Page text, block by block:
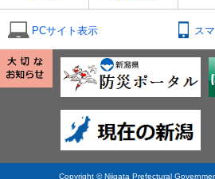
PCサイト表示 ス
Copyright © Niigata Prefectural